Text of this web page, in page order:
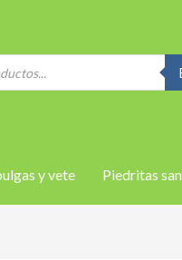
y vete Piedritas